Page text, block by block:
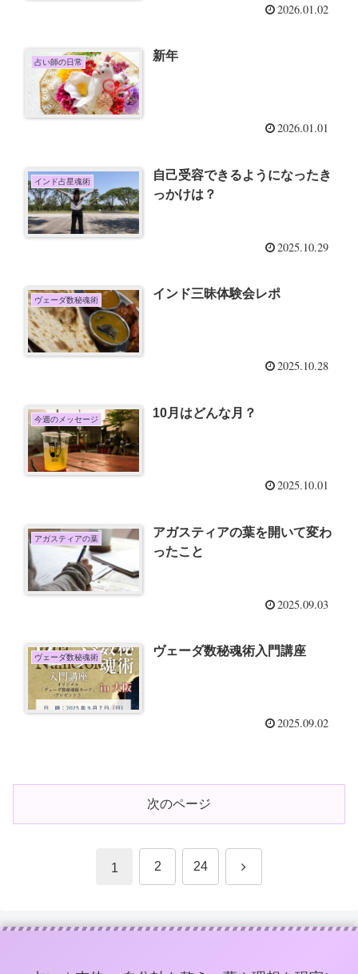
2026.01.02
占い師の日常 新年
2026.01.01
インド占星魂術
自己受容できるようになったき
っかけは？
2025.10.29
ヴェーダ数秘魂術 インド三昧体験会レポ
2025.10.28
今週のメッセージ 10月はどんな月？
2025.10.01
アガスティアの葉
アガスティアの葉を開いて変わ
ったこと
2025.09.03
ヴェーダ数秘魂術 ヴェーダ数秘魂術入門講座
2025.09.02
次のページ
1 2 24 次